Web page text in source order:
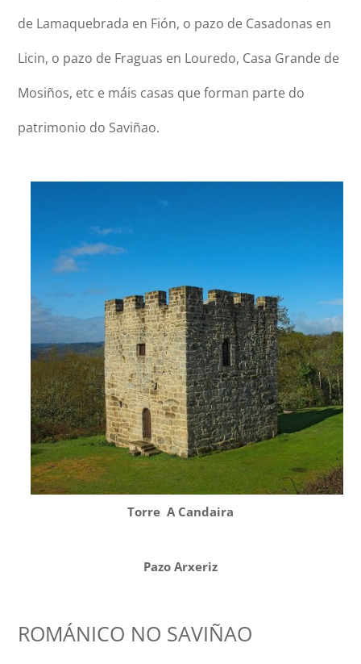
de Lamaquebrada en Fión, o pazo de Casadonas en
Licin, o pazo de Fraguas en Louredo, Casa Grande de
Mosiños, etc e máis casas que forman parte do
patrimonio do Saviñao.
Torre A Candaira
Pazo Arxeriz
ROMÁNICO NO SAVIÑAO